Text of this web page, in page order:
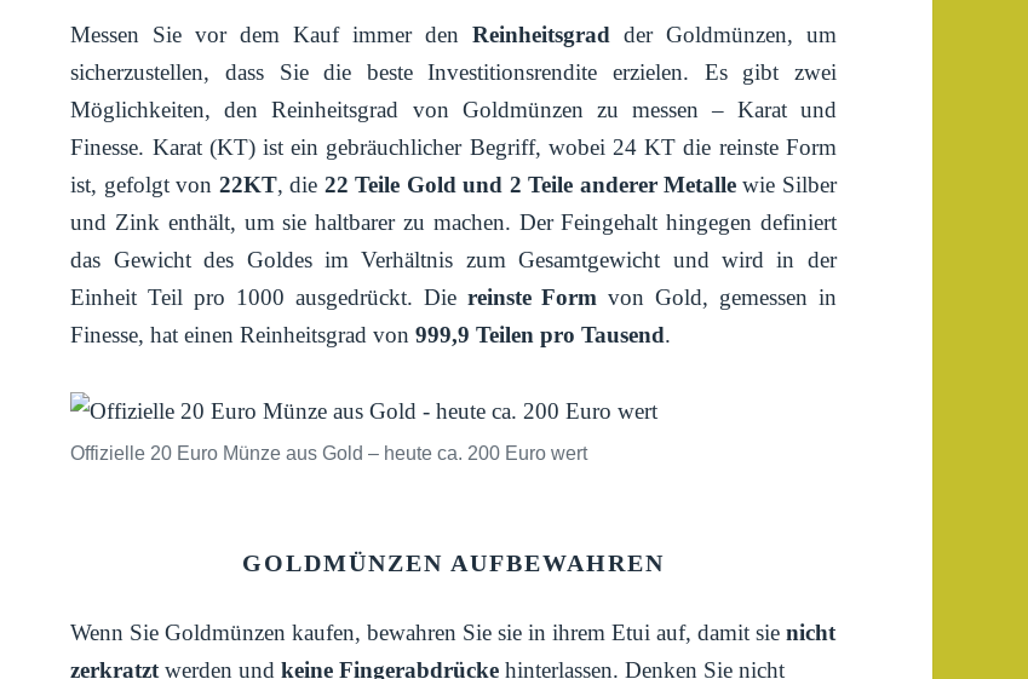
Messen Sie vor dem Kauf immer denReinheitsgrad der Goldmünzen, um
sicherzustellen, dass Sie die beste Investitionsrendite erzielen. Es gibt zwei
Möglichkeiten, den Reinheitsgrad von Goldmünzen zu messen – Karat und
Finesse. Karat (KT) ist ein gebräuchlicher Begriff, wobei 24 KT die reinste Form
ist, gefolgt von 22KT, die 22 Teile Gold und 2 Teile anderer Metallewie Silber
und Zink enthält, um sie haltbarer zu machen. Der Feingehalt hingegen definiert
das Gewicht des Goldes im Verhältnis zum Gesamtgewicht und wird in der
Einheit Teil pro 1000 ausgedrückt. Die reinste Form von Gold, gemessen in
Finesse, hat einen Reinheitsgrad von999,9 Teilen pro Tausend.
Offizielle 20 Euro Münze aus Gold – heute ca. 200 Euro wert
GOLDMÜNZEN AUFBEWAHREN
Wenn Sie Goldmünzen kaufen, bewahren Sie sie in ihrem Etui auf, damit sienicht
zerkratzt werden undkeine Fingerabdrücke hinterlassen. Denken Sie nicht